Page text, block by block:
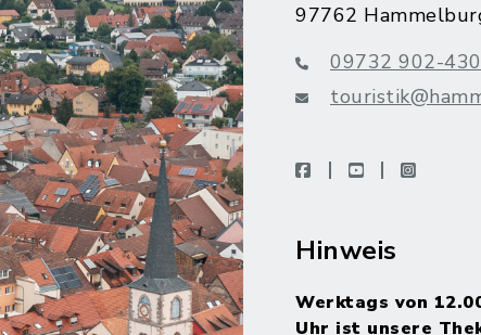
97762
09732 902-430
facebookyoutube
Hinweis
Werktags von
Uhr ist unsere